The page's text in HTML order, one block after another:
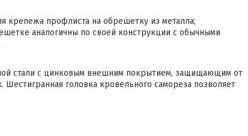
крепежа профлиста на обрешетку из металла;
аналогичны по своей конструкции с обычными
стали с цинковым внешним покрытием, защищающим от
головка кровельного самореза позволяет